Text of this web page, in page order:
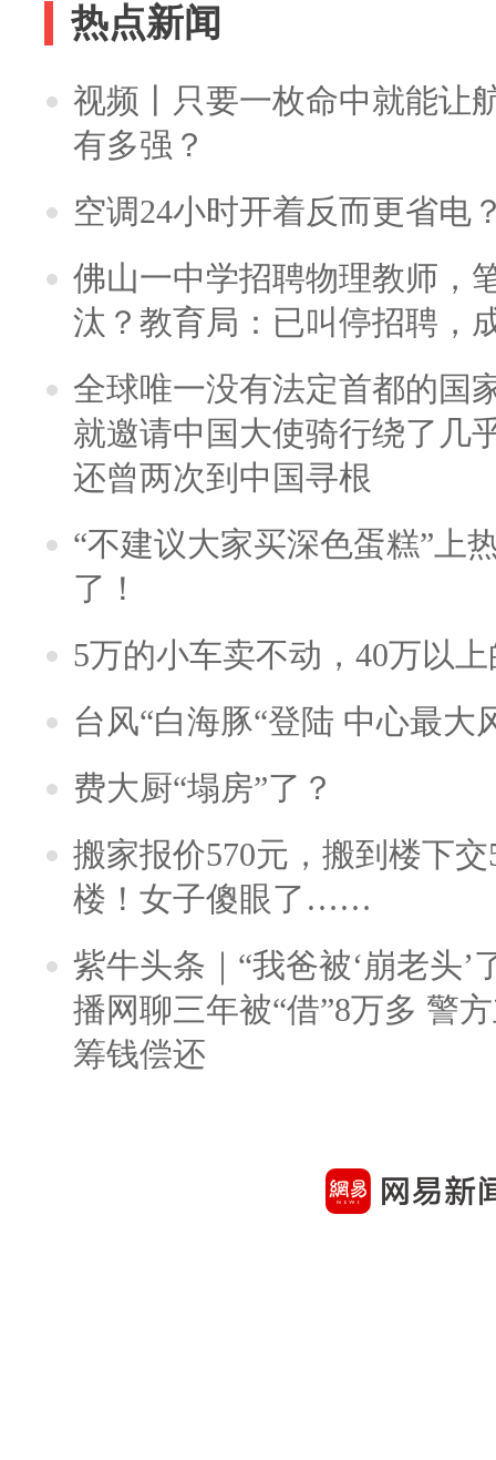
热点新闻
视频丨只要一枚命中就能让
有多强？
空调24小时开着反而更省电
佛山一中学招聘物理教师，
汰？教育局：已叫停招聘，
全球唯一没有法定首都的国
就邀请中国大使骑行绕了几
还曾两次到中国寻根
“不建议大家买深色蛋糕”上
了！
5万的小车卖不动，40万以
台风“白海豚“登陆 中心最大
费大厨“塌房”了？
搬家报价570元，搬到楼下
楼！女子傻眼了……
紫牛头条｜“我爸被‘崩老头’
播网聊三年被“借”8万多 警
筹钱偿还